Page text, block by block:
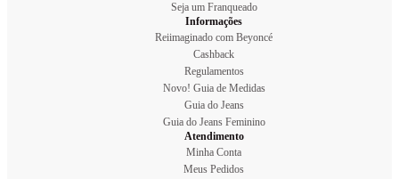
Seja um Franqueado
Informações
Reiimaginado com Beyoncé
Cashback
Regulamentos
Novo! Guia de Medidas
Guia do Jeans
Guia do Jeans Feminino
Atendimento
Minha Conta
Meus Pedidos